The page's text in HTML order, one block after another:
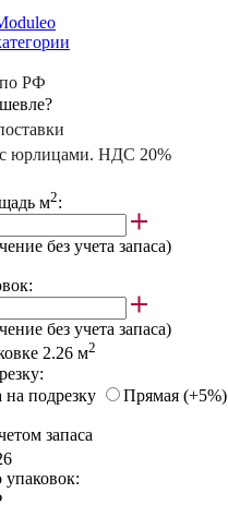
по РФ
с юрлицами. НДС 20%
м2:
без учета запаса)
без учета запаса)
2.26 м2
на подрезку
Прямая (+5%)
запаса
упаковок: